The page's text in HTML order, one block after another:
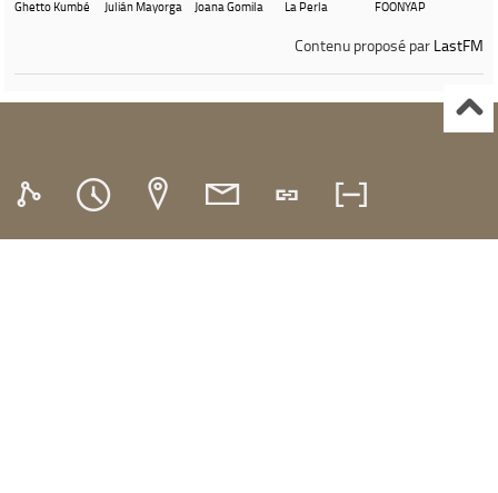
Ghetto Kumbé Julián Mayorga Joana Gomila La Perla FOONYAP
Contenu proposé par LastFM